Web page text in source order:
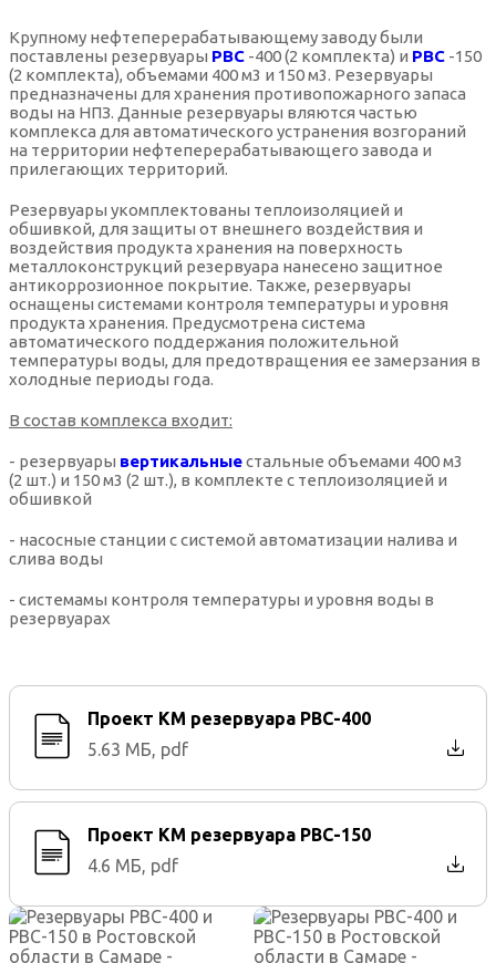
Крупному нефтеперерабатывающему заводу были
поставлены резервуары РВС -400 (2 комплекта) и РВС -150
(2 комплекта), объемами 400 м3 и 150 м3. Резервуары
предназначены для хранения противопожарного запаса
воды на НПЗ. Данные резервуары вляются частью
комплекса для автоматического устранения возгораний
на территории нефтеперерабатывающего завода и
прилегающих территорий.
Резервуары укомплектованы теплоизоляцией и
обшивкой, для защиты от внешнего воздействия и
воздействия продукта хранения на поверхность
металлоконструкций резервуара нанесено защитное
антикоррозионное покрытие. Также, резервуары
оснащены системами контроля температуры и уровня
продукта хранения. Предусмотрена система
автоматического поддержания положительной
температуры воды, для предотвращения ее замерзания в
холодные периоды года.
В состав комплекса входит:
- резервуары вертикальныестальные объемами 400 м3
(2 шт.) и 150 м3 (2 шт.), в комплекте с теплоизоляцией и
обшивкой
- насосные станции с системой автоматизации налива и
слива воды
- системамы контроля температуры и уровня воды в
резервуарах
Проект КМ резервуара РВС-400
5.63 МБ, pdf
Проект КМ резервуара РВС-150
4.6 МБ, pdf